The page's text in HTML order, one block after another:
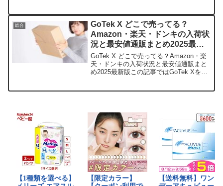
価格、安く買えるスポットを手短に紹介
します。可愛いカキフ...
総合
GoTek X どこで売ってる？
Amazon・楽天・ドンキの入荷状
況と最安値通販まとめ2025最新
版
GoTek X どこで売ってる？Amazon・楽
天・ドンキの入荷状況と最安値通販まと
め2025最新版この記事ではGoTek Xを売